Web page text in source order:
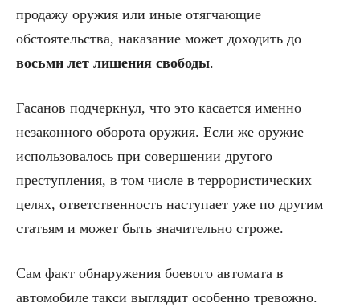
продажу оружия или иные отягчающие
обстоятельства, наказание может доходить до
восьми лет лишения свободы.
Гасанов подчеркнул, что это касается именно
незаконного оборота оружия. Если же оружие
использовалось при совершении другого
преступления, в том числе в террористических
целях, ответственность наступает уже по другим
статьям и может быть значительно строже.
Сам факт обнаружения боевого автомата в
автомобиле такси выглядит особенно тревожно.